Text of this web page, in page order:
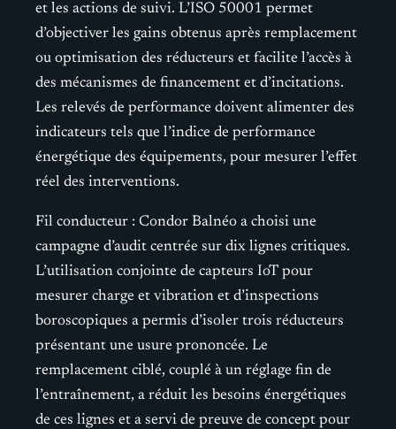
et les actions de suivi. L’ISO 50001 permet
d’objectiver les gains obtenus après remplacement
ou optimisation des réducteurs et facilite l’accès à
des mécanismes de financement et d’incitations.
Les relevés de performance doivent alimenter des
indicateurs tels que l’indice de performance
énergétique des équipements, pour mesurer l’effet
réel des interventions.
Fil conducteur : Condor Balnéo a choisi une
campagne d’audit centrée sur dix lignes critiques.
L’utilisation conjointe de capteurs IoT pour
mesurer charge et vibration et d’inspections
boroscopiques a permis d’isoler trois réducteurs
présentant une usure prononcée. Le
remplacement ciblé, couplé à un réglage fin de
l’entraînement, a réduit les besoins énergétiques
de ces lignes et a servi de preuve de concept pour